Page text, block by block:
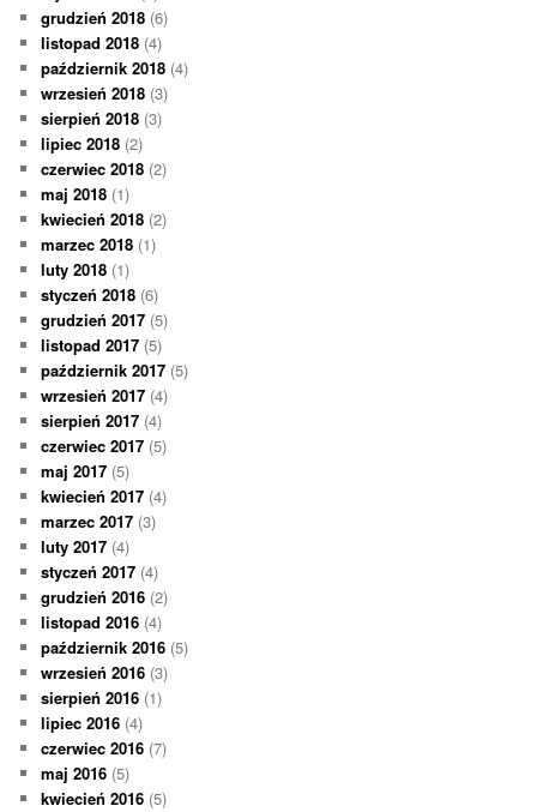
grudzień 2018 (6)
listopad 2018 (4)
październik 2018 (4)
wrzesień 2018 (3)
sierpień 2018 (3)
lipiec 2018 (2)
czerwiec 2018 (2)
maj 2018 (1)
kwiecień 2018 (2)
marzec 2018 (1)
luty 2018 (1)
styczeń 2018 (6)
grudzień 2017 (5)
listopad 2017 (5)
październik 2017 (5)
wrzesień 2017 (4)
sierpień 2017 (4)
czerwiec 2017 (5)
maj 2017 (5)
kwiecień 2017 (4)
marzec 2017 (3)
luty 2017 (4)
styczeń 2017 (4)
grudzień 2016 (2)
listopad 2016 (4)
październik 2016 (5)
wrzesień 2016 (3)
sierpień 2016 (1)
lipiec 2016 (4)
czerwiec 2016 (7)
maj 2016 (5)
kwiecień 2016 (5)